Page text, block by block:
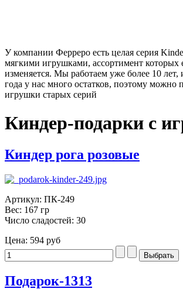
У компании Ферреро есть целая серия
мягкими игрушками, ассортимент которых
изменяется. Мы работаем уже более 10 лет,
года у нас много остатков, поэтому можно
игрушки старых серий
Киндер-подарки с
Киндер рога розовые
Артикул: ПК-249
Вес: 167 гр
Число сладостей: 30
Цена: 594 руб
Подарок-1313